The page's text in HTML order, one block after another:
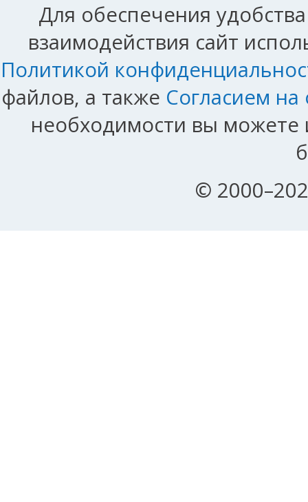
Для обеспечения
взаимодействия сайт
Политикой
файлов, а также Согласием
необходимости вы можете
©